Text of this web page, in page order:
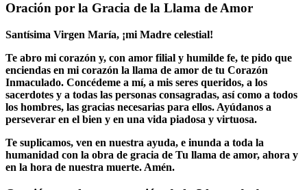
Oración por la Gracia de la Llama de Amor
Santísima Virgen María, ¡mi Madre celestial!
Te abro mi corazón y, con amor filial y humilde fe, te pido que
enciendas en mi corazón la llama de amor de tu Corazón
Inmaculado. Concédeme a mí, a mis seres queridos, a los
sacerdotes y a todas las personas consagradas, así como a todos
los hombres, las gracias necesarias para ellos. Ayúdanos a
perseverar en el bien y en una vida piadosa y virtuosa.
Te suplicamos, ven en nuestra ayuda, e inunda a toda la
humanidad con la obra de gracia de Tu llama de amor, ahora y
en la hora de nuestra muerte. Amén.